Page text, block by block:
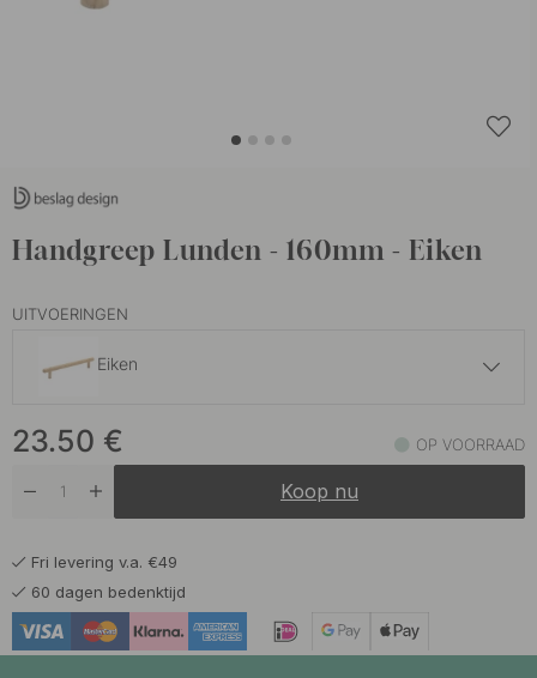
Handgreep Lunden - 160mm - Eiken
UITVOERINGEN
Eiken
Onbehandeld Eiken Op voorraad
23.50 € OP VOORRAAD
Koop nu
Fri levering v.a. €49
60 dagen bedenktijd